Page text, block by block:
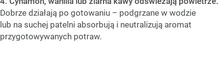
Dobrze działają po gotowaniu – podgrzane w wodzie
lub na suchej patelni absorbują i neutralizują aromat
przygotowywanych potraw.